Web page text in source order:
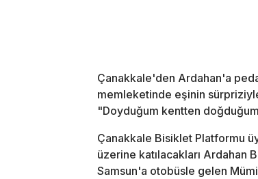
Çanakkale'den Ardahan'a
memleketinde eşinin
"Doyduğum kentten
Çanakkale Bisiklet Platformu
üzerine katılacakları Ardahan
Samsun'a otobüsle gelen